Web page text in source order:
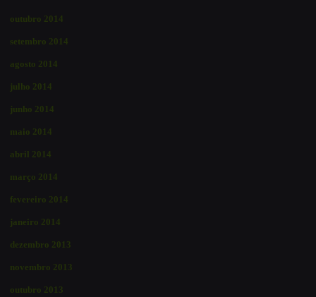
outubro 2014
setembro 2014
agosto 2014
julho 2014
junho 2014
maio 2014
abril 2014
março 2014
fevereiro 2014
janeiro 2014
dezembro 2013
novembro 2013
outubro 2013